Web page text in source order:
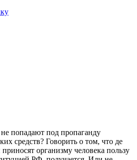
попадают под пропаганду
средств? Говорить о том, что де
организму человека пользу